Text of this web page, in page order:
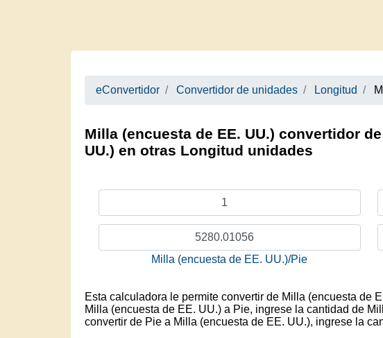
eConvertidor Convertidor de unidades Longitud
Milla (encuesta de EE. UU.) convertidor
UU.) en otras Longitud unidades
Milla (encuesta de EE. UU.)/Pie
Esta calculadora le permite convertir de Milla (encuesta de
Milla (encuesta de EE. UU.) a Pie, ingrese la cantidad de
convertir de Pie a Milla (encuesta de EE. UU.), ingrese la